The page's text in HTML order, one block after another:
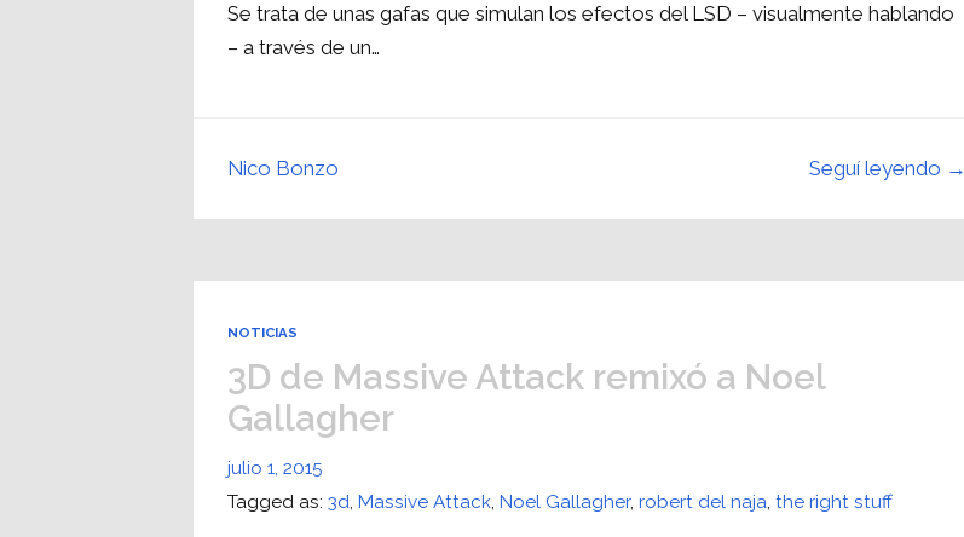
Se trata de unas gafas que simulan los efectos del LSD – visualmente hablando
– a través de un…
Seguí leyendo →
Nico Bonzo
NOTICIAS
3D de Massive Attack remixó a Noel
Gallagher
julio 1, 2015
Tagged as:3d,Massive Attack,Noel Gallagher,robert del naja,the right stuff